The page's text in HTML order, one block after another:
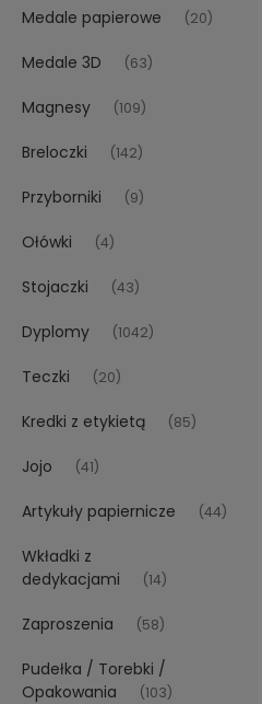
Medale papierowe (20)
Medale 3D (63)
Magnesy (109)
Breloczki (142)
Przyborniki (9)
Ołówki (4)
Stojaczki (43)
Dyplomy (1042)
Teczki (20)
Kredki z etykietą (85)
Jojo (41)
Artykuły papiernicze (44)
Wkładki z
dedykacjami
(14)
Zaproszenia (58)
Pudełka / Torebki /
Opakowania
(103)